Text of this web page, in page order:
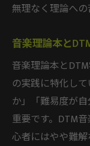
無理なく理論への
音楽理論本と
音楽理論本と
の実践に特化し
か」「難易度が
重要です。DTM
心者にはやや難